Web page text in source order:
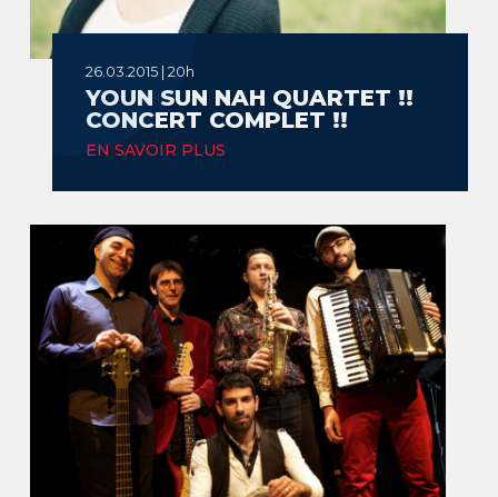
26.03.2015 | 20h
YOUN SUN NAH QUARTET !!
CONCERT COMPLET !!
EN SAVOIR PLUS